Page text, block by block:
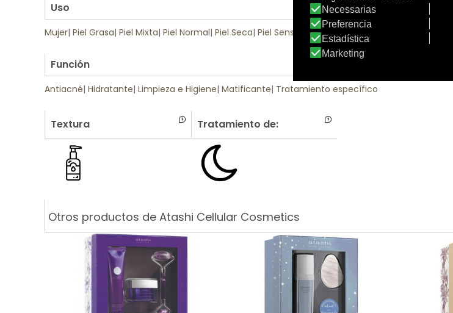
Uso
Mujer| Piel Grasa| Piel Mixta| Piel Normal| Piel Seca| Piel Sensible |Pieles con Problemas
Rostro
Función
Antiacné| Hidratante| Limpieza e Higiene| Matificante| Tratamiento específico
Textura Tratamiento de:
Otros productos de Atashi Cellular Cosmetics